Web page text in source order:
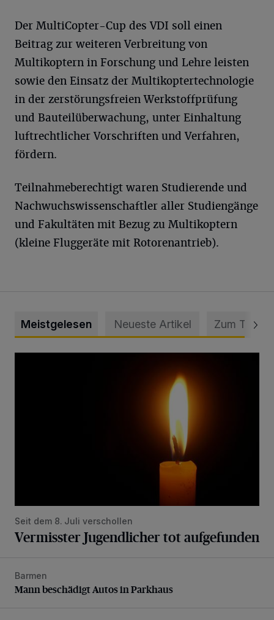
Der MultiCopter-Cup des VDI soll einen
Beitrag zur weiteren Verbreitung von
Multikoptern in Forschung und Lehre leisten
sowie den Einsatz der Multikoptertechnologie
in der zerstörungsfreien Werkstoffprüfung
und Bauteilüberwachung, unter Einhaltung
luftrechtlicher Vorschriften und Verfahren,
fördern.
Teilnahmeberechtigt waren Studierende und
Nachwuchswissenschaftler aller Studiengänge
und Fakultäten mit Bezug zu Multikoptern
(kleine Fluggeräte mit Rotorenantrieb).
Meistgelesen Neueste Artikel Zum Thema
Seit dem 8. Juli verschollen
Vermisster Jugendlicher tot aufgefunden
Mann beschädigt Autos in Parkhaus
Barmen
Mann beschädigt Autos in Parkhaus